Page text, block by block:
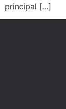
principal […]